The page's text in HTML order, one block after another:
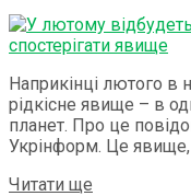
Наприкінці лютого в
рідкісне явище – в
планет. Про це
Укрінформ. Це явище,
Читати ще